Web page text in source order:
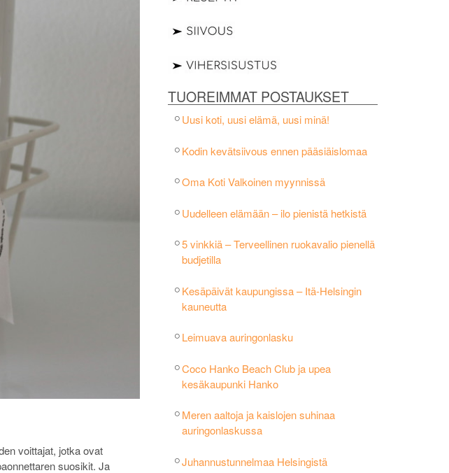
TUOREIMMAT POSTAUKSET
Uusi koti, uusi elämä, uusi minä!
Kodin kevätsiivous ennen pääsiäislomaa
Oma Koti Valkoinen myynnissä
Uudelleen elämään – ilo pienistä hetkistä
5 vinkkiä – Terveellinen ruokavalio pienellä
budjetilla
Kesäpäivät kaupungissa – Itä-Helsingin
kauneutta
Leimuava auringonlasku
Coco Hanko Beach Club ja upea
kesäkaupunki Hanko
Meren aaltoja ja kaislojen suhinaa
auringonlaskussa
Juhannustunnelmaa Helsingistä
voittajat, jotka ovat
suosikit. Ja